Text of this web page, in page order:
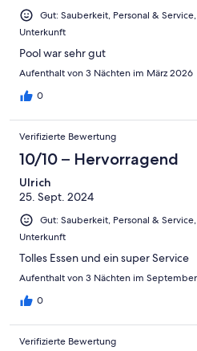
Ungenügend
Gut: Sauberkeit, Personal &
Unterkunft
Pool war sehr gut
Aufenthalt von 3 Nächten im März 2026
0
Verifizierte Bewertung
10/10 – Hervorragend
Ulrich
25. Sept. 2024
Gut: Sauberkeit, Personal &
Unterkunft
Tolles Essen und ein super Service
Aufenthalt von 3 Nächten im
0
Verifizierte Bewertung